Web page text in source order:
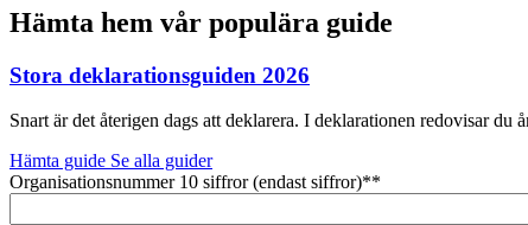
Hämta hem vår populära guide
Stora deklarationsguiden 2026
Snart är det återigen dags att deklarera. I deklarationen redovisar
Hämta guide Se alla guider
Organisationsnummer 10 siffror (endast siffror)**